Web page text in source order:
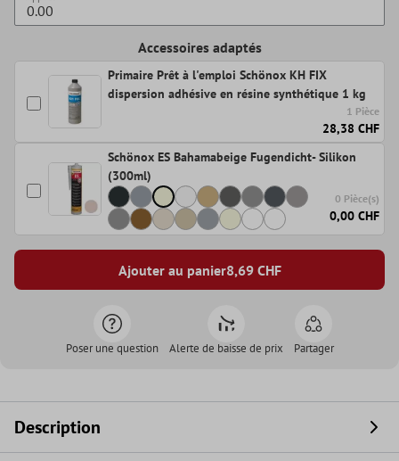
Accessoires adaptés
Primaire Prêt à l'emploi Schönox KH FIX
dispersion adhésive en résine synthétique 1 kg
1 Pièce
28,38 CHF
Schönox ES Bahamabeige Fugendicht- Silikon
(300ml)
0 Pièce(s)
0,00 CHF
Ajouter au panier8,69CHF
Poser une question Alerte de baisse de prix Partager
Description